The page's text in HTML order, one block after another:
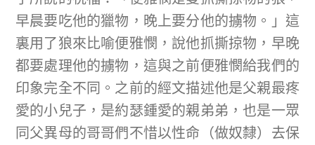
早晨要吃他的獵物，晚上要分他的擄物。」這
裏用了狼來比喻便雅憫，說他抓撕掠物，早晚
都要處理他的擄物，這與之前便雅憫給我們的
印象完全不同。之前的經文描述他是父親最疼
愛的小兒子，是約瑟鍾愛的親弟弟，也是一眾
同父異母的哥哥們不惜以性命（做奴隸）去保